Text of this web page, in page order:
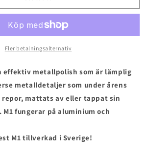
Fler betalningsalternativ
effektiv metallpolish som är lämplig
metalldetaljer som under årens
repor, mattats av eller tappat sin
M1 fungerar på aluminium och
M1 tillverkad i Sverige!